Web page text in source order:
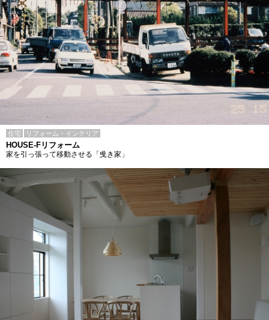
住宅 リフォーム・インテリア
HOUSE-Fリフォーム
家を引っ張って移動させる「曵き家」